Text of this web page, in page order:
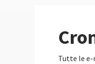
Tutte le e-